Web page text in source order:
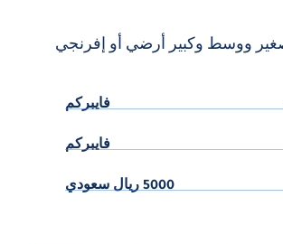
ووسط وكبير أرضي أو إفرنجي
فايبركم
فايبركم
5000 ريال سعودي